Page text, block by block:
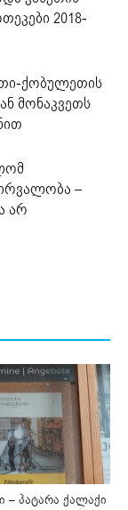
2018-
ქობულეთის
მონაკვეთს
–
არ
– პატარა ქალაქი